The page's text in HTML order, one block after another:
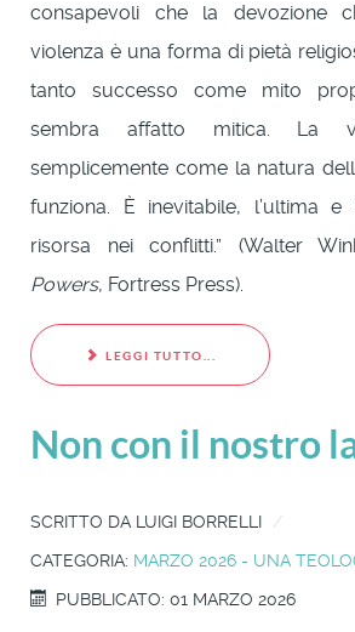
consapevoli che la devozione
violenza è una forma di pietà
tanto successo come mito
sembra affatto mitica. La
semplicemente come la natura
funziona. È inevitabile, l’ultima
risorsa nei conflitti.” (Walter
Powers, Fortress Press).
LEGGI TUTTO...
Non con il nostro
SCRITTO DA LUIGI BORRELLI
CATEGORIA: MARZO 2026 - UNA
PUBBLICATO: 01 MARZO 2026